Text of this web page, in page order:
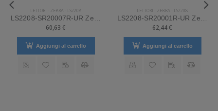
LETTORI - ZEBRA - LS2208
LS2208-SR20007R-UR Zebra Mod. LS2208. Classificazione: Impugnabile.
60,63 €
Aggiungi al carrello
LETTORI - ZEBRA - LS2208
LS2208-SR20001R-UR Zebra Mod. LS2208. Classificazione: Impugnabile.
62,44 €
Aggiungi al carrello